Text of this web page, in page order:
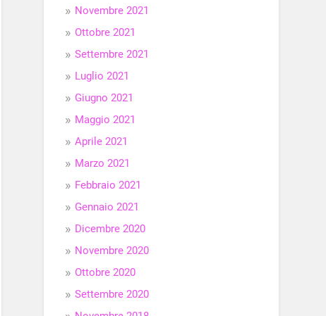
Novembre 2021
Ottobre 2021
Settembre 2021
Luglio 2021
Giugno 2021
Maggio 2021
Aprile 2021
Marzo 2021
Febbraio 2021
Gennaio 2021
Dicembre 2020
Novembre 2020
Ottobre 2020
Settembre 2020